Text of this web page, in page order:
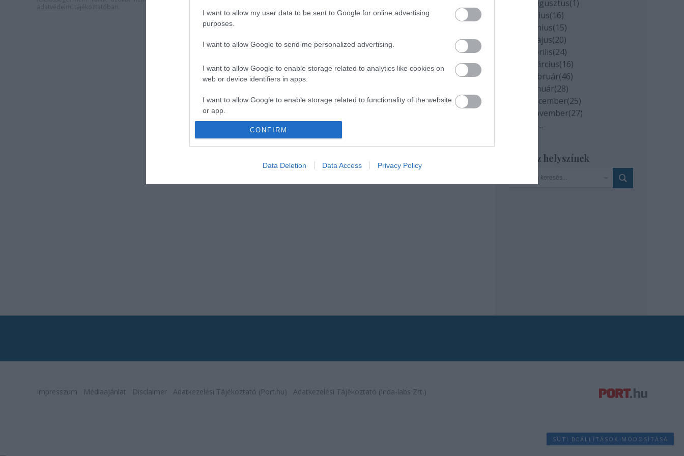
I want to allow my user data to be sent to Google for online advertising
purposes.
I want to allow Google to send me personalized advertising.
I want to allow Google to enable storage related to analytics like cookies on
web or device identifiers in apps.
I want to allow Google to enable storage related to functionality of the website
or app.
I want to allow Google to enable storage related to personalization.
authentication functionality and fraud prevention, and other user protection.
CONFIRM
Data Deletion Data Access Privacy Policy
2020 augusztus(1)
2020 július(16)
2020 június(15)
2020 május(20)
2020 április(24)
2020 március(16)
2020 február(46)
2020 január(28)
2019 december(25)
2019 november(27)
...
Szinház helyszínek
Impresszum Médiaajánlat Disclaimer Adatkezelési Tájékoztató (Port.hu) Adatkezelési Tájékoztató (Inda-labs Zrt.)
SÜTI BEÁLLÍTÁSOK MÓDOSÍTÁSA